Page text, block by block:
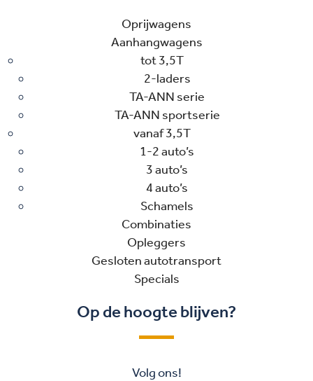
Oprijwagens
Aanhangwagens
tot 3,5T
2-laders
TA-ANN serie
TA-ANN sportserie
vanaf 3,5T
1-2 auto’s
3 auto’s
4 auto’s
Schamels
Combinaties
Opleggers
Gesloten autotransport
Specials
Op de hoogte blijven?
Volg ons!